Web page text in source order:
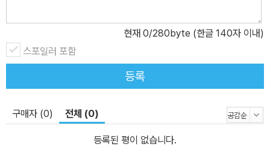
현재 0/280byte (한글 140자 이내)
스포일러 포함
등록
구매자 (0) 전체 (0)
등록된 평이 없습니다.